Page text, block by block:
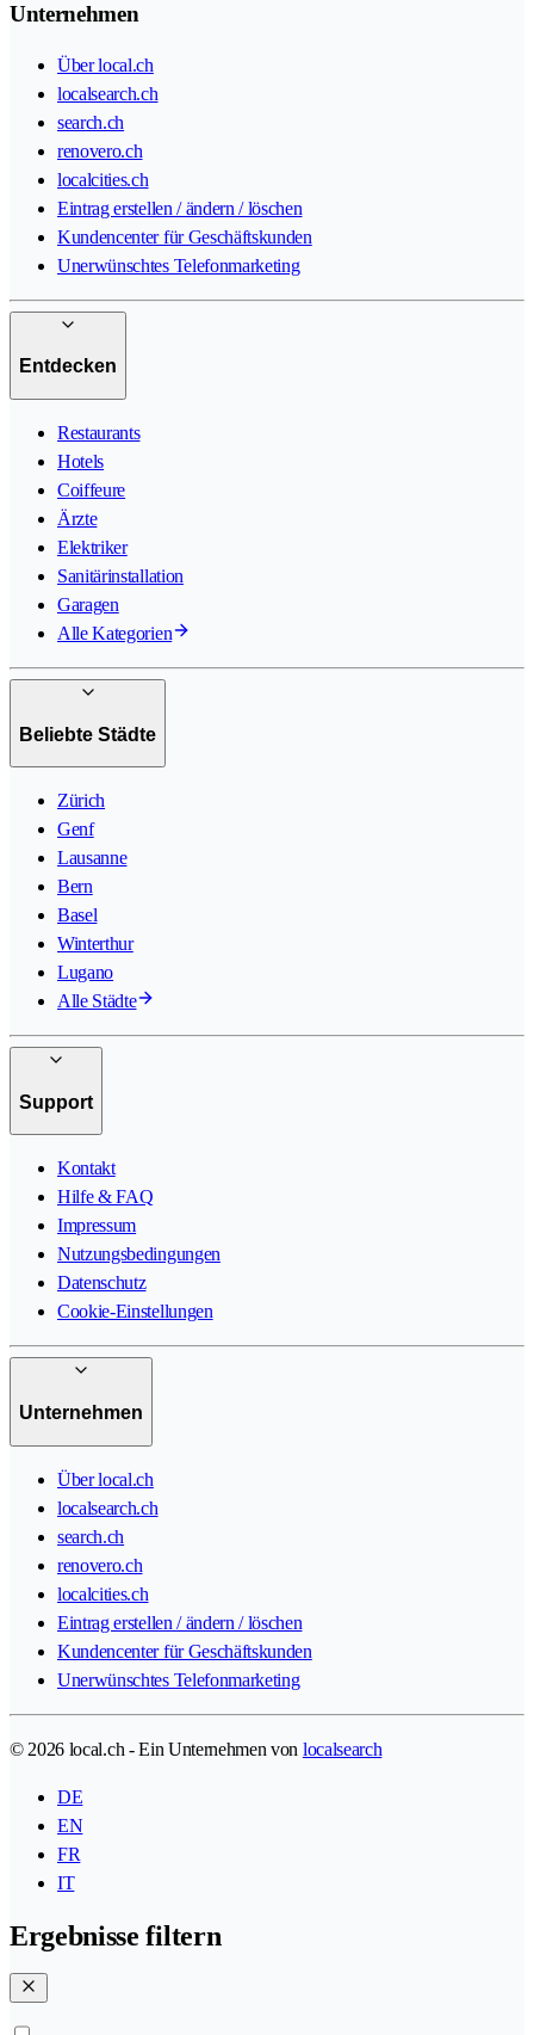
Unternehmen
Über local.ch
localsearch.ch
search.ch
renovero.ch
localcities.ch
Eintrag erstellen / ändern / löschen
Kundencenter für Geschäftskunden
Unerwünschtes Telefonmarketing
Entdecken
Restaurants
Hotels
Coiffeure
Ärzte
Elektriker
Sanitärinstallation
Garagen
Alle Kategorien
Beliebte Städte
Zürich
Genf
Lausanne
Bern
Basel
Winterthur
Lugano
Alle Städte
Support
Kontakt
Hilfe & FAQ
Impressum
Nutzungsbedingungen
Datenschutz
Cookie-Einstellungen
Unternehmen
Über local.ch
localsearch.ch
search.ch
renovero.ch
localcities.ch
Eintrag erstellen / ändern / löschen
Kundencenter für Geschäftskunden
Unerwünschtes Telefonmarketing
© 2026 local.ch - Ein Unternehmen von localsearch
DE
EN
FR
IT
Ergebnisse filtern